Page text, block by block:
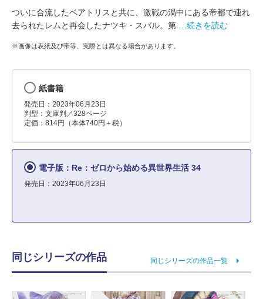
ついに合流したベアトリスと共に、激戦の渦中にある帝都で連れ
去られたレムと再会したナツキ・スバル。第
…続きを読む
※画像は表紙及び帯等、実際とは異なる場合があります。
紙書籍
発売日：2023年06月23日
判型：文庫判／328ページ
定価：814円（本体740円＋税）
電子版：Re：ゼロから始める異世界生活 34
発売日：2023年06月23日
同じシリーズの作品 同じシリーズの作品一覧